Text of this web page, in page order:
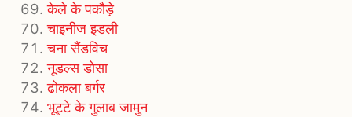
केले के पकौड़े
चाइनीज इडली
चना सैंडविच
नूडल्स डोसा
ढोकला बर्गर
भूट्टे के गुलाब जामुन